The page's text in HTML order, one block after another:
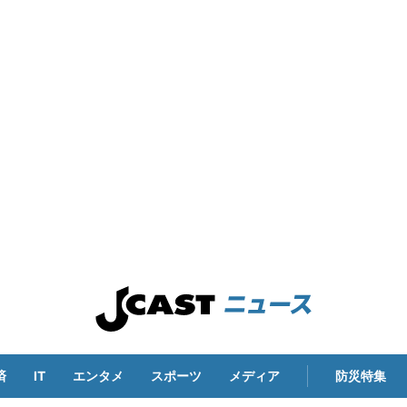
IT エンタメ スポーツ メディア 防災特集